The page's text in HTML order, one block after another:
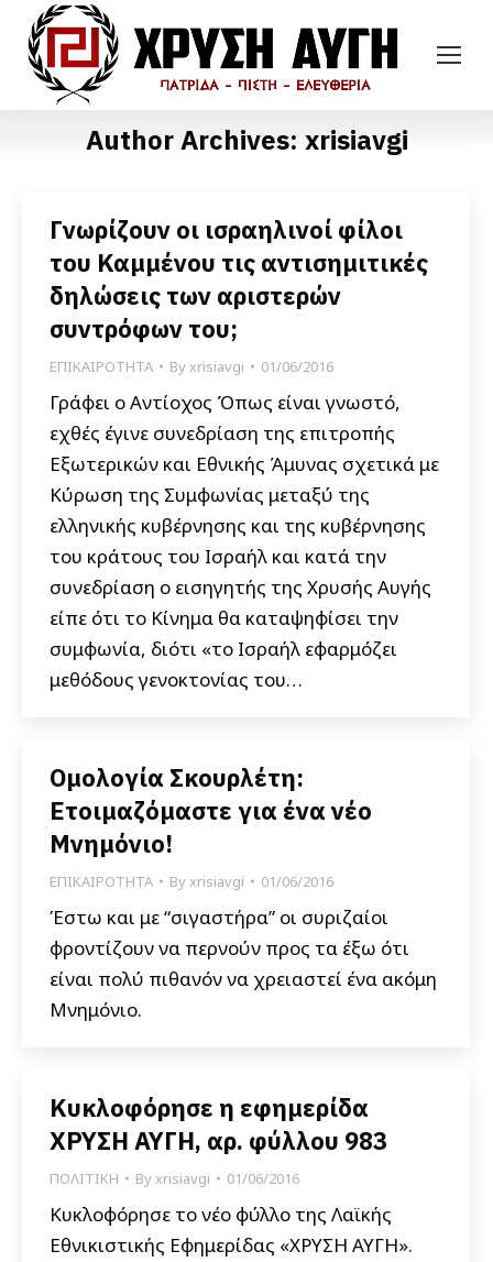
Author Archives: xrisiavgi
Γνωρίζουν οι ισραηλινοί φίλοι
του Καμμένου τις αντισημιτικές
δηλώσεις των αριστερών
συντρόφων του;
ΕΠΙΚΑΙΡΟΤΗΤΑ Byxrisiavgi 01/06/2016
Γράφει ο Αντίοχος Όπως είναι γνωστό,
εχθές έγινε συνεδρίαση της επιτροπής
Εξωτερικών και Εθνικής Άμυνας σχετικά με
Κύρωση της Συμφωνίας μεταξύ της
ελληνικής κυβέρνησης και της κυβέρνησης
του κράτους του Ισραήλ και κατά την
συνεδρίαση ο εισηγητής της Χρυσής Αυγής
είπε ότι το Κίνημα θα καταψηφίσει την
συμφωνία, διότι «το Ισραήλ εφαρμόζει
μεθόδους γενοκτονίας του…
Ομολογία Σκουρλέτη:
Ετοιμαζόμαστε για ένα νέο
Μνημόνιο!
ΕΠΙΚΑΙΡΟΤΗΤΑ Byxrisiavgi 01/06/2016
Έστω και με “σιγαστήρα” οι συριζαίοι
φροντίζουν να περνούν προς τα έξω ότι
είναι πολύ πιθανόν να χρειαστεί ένα ακόμη
Μνημόνιο.
Κυκλοφόρησε η εφημερίδα
ΧΡΥΣΗ ΑΥΓΗ, αρ. φύλλου 983
ΠΟΛΙΤΙΚΗ Byxrisiavgi 01/06/2016
Κυκλοφόρησε το νέο φύλλο της Λαϊκής
Εθνικιστικής Εφημερίδας «ΧΡΥΣΗ ΑΥΓΗ».